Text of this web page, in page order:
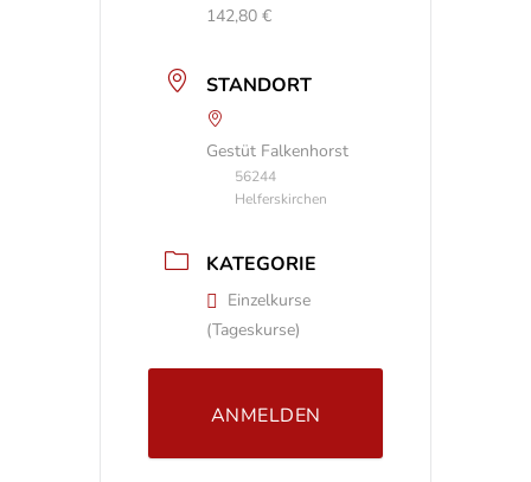
142,80 €
STANDORT
Gestüt Falkenhorst
56244
Helferskirchen
KATEGORIE
Einzelkurse
(Tageskurse)
ANMELDEN